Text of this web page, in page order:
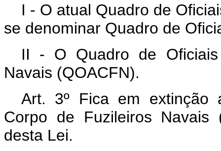
I - O atual Quadro de
se denominar Quadro de
II - O Quadro de
Navais (QOACFN).
Art. 3º Fica em extinção
Corpo de Fuzileiros Navais
desta Lei.